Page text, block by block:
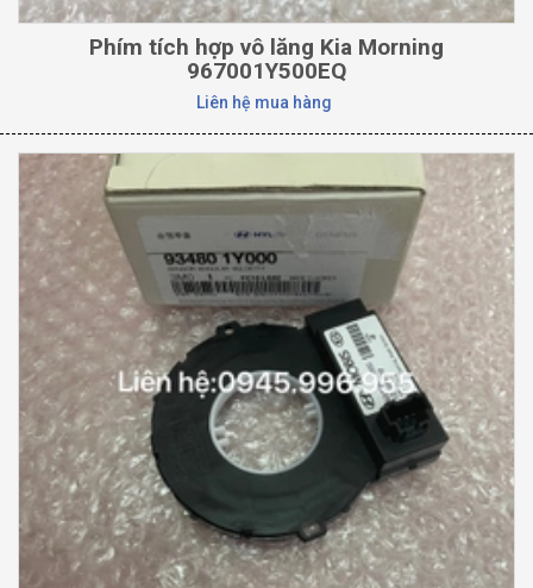
Phím tích hợp vô lăng Kia Morning
967001Y500EQ
Liên hệ mua hàng